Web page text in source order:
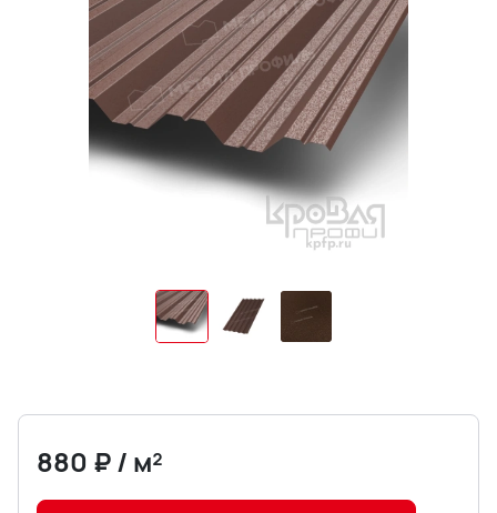
880 ₽/ м²